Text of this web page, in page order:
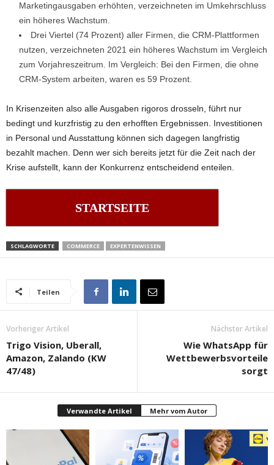
Marketingausgaben erhöhten, verzeichneten im Umkehrschluss
ein höheres Wachstum.
Drei Viertel (74 Prozent) aller Firmen, die CRM-Plattformen
nutzen, verzeichneten 2021 ein höheres Wachstum im Vergleich
zum Vorjahreszeitrum. Im Vergleich: Bei den Firmen, die ohne
CRM-System arbeiten, waren es 59 Prozent.
In Krisenzeiten also alle Ausgaben rigoros drosseln, führt nur
bedingt und kurzfristig zu den erhofften Ergebnissen. Investitionen
in Personal und Ausstattung können sich dagegen langfristig
bezahlt machen. Denn wer sich bereits jetzt für die Zeit nach der
Krise aufstellt, kann der Konkurrenz entscheidend enteilen.
STARTSEITE
SCHLAGWORTE COMMERCE EXPERTENWISSEN
Teilen
Vorheriger Artikel
Trigo Vision, Uberall,
Amazon, Zalando (KW
47/48)
Nächster Artikel
Wie WhatsApp für
Wettbewerbsvorteile
sorgt
Verwandte Artikel Mehr vom Autor